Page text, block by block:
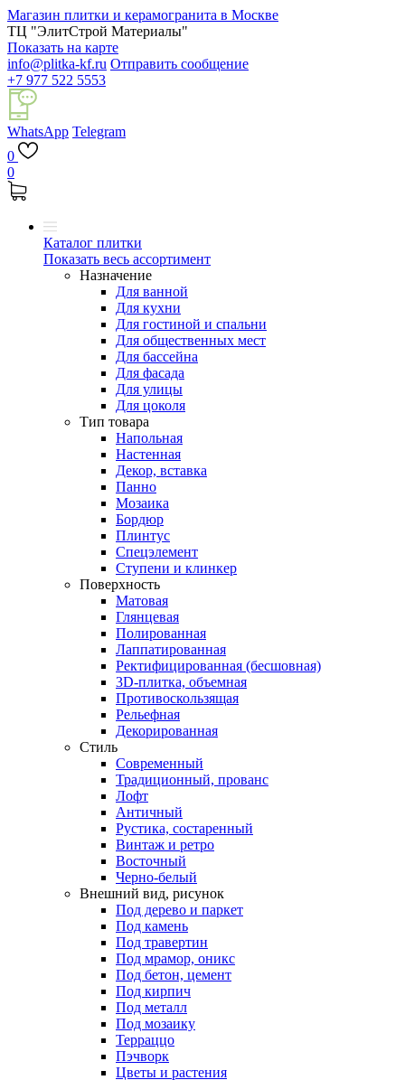
Магазин плитки и керамогранита в Москве
ТЦ "ЭлитСтрой Материалы"
Показать на карте
info@plitka-kf.ru Отправить сообщение
+7 977 522 5553
WhatsApp Telegram
0
0
Каталог плитки
Показать весь ассортимент
Назначение
Для ванной
Для кухни
Для гостиной и спальни
Для общественных мест
Для бассейна
Для фасада
Для улицы
Для цоколя
Тип товара
Напольная
Настенная
Декор, вставка
Панно
Мозаика
Бордюр
Плинтус
Спецэлемент
Ступени и клинкер
Поверхность
Матовая
Глянцевая
Полированная
Лаппатированная
Ректифицированная (бесшовная)
3D-плитка, объемная
Противоскользящая
Рельефная
Декорированная
Стиль
Современный
Традиционный, прованс
Лофт
Античный
Рустика, состаренный
Винтаж и ретро
Восточный
Черно-белый
Внешний вид, рисунок
Под дерево и паркет
Под камень
Под травертин
Под мрамор, оникс
Под бетон, цемент
Под кирпич
Под металл
Под мозаику
Терраццо
Пэчворк
Цветы и растения